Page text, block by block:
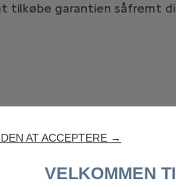
garantien såfremt
garanti, der gælder i 8 år
AT ACCEPTERE →
VELKOMMEN